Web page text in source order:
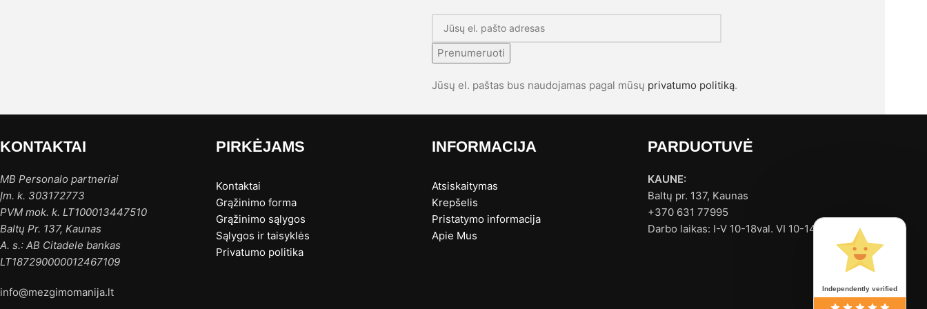
Prenumeruoti
Jūsų el. paštas bus naudojamas pagal mūsų privatumo politiką.
KONTAKTAI
MB Personalo partneriai
Įm. k. 303172773
PVM mok. k. LT100013447510
Baltų Pr. 137, Kaunas
A. s.: AB Citadele bankas
LT187290000012467109
info@mezgimomanija.lt
PIRKĖJAMS
Kontaktai
Grąžinimo forma
Grąžinimo sąlygos
Sąlygos ir taisyklės
Privatumo politika
INFORMACIJA
Atsiskaitymas
Krepšelis
Pristatymo informacija
Apie Mus
PARDUOTUVĖ
KAUNE:
Baltų pr. 137, Kaunas
+370 631 77995
Darbo laikas: I-V 10-18val. VI 10-14val.
Independently verified